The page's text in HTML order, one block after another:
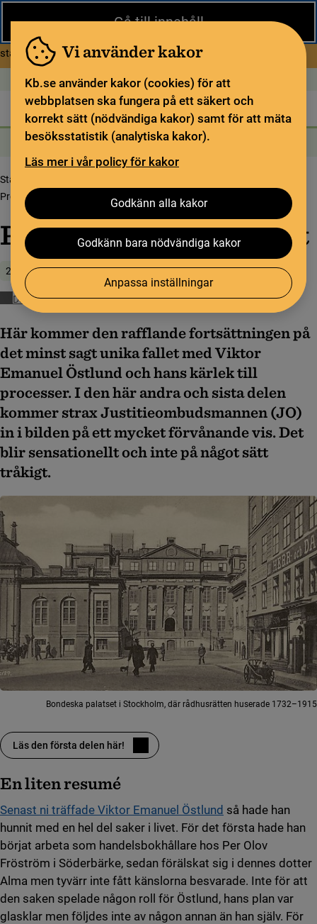
Gå till innehåll
Under sommaren har KB begränsad service och särskilda
öppettider. Vissa veckor är en del funktioner och samlingar
stängda.Läs mer om Begränsad service i sommar
Vi använder kakor
Kb.se använder kakor (cookies) för att
webbplatsen ska fungera på ett säkert och
korrekt sätt (nödvändiga kakor) samt för att mäta
besöksstatistik (analytiska kakor).
Läs mer i vår policy för kakor
Godkänn alla kakor
Godkänn bara nödvändiga kakor
Anpassa inställningar
Öppet idag: StängtIn English
Biblioteket För bibliotekssektorn Pliktleverans och ISBN
Sök Sök
Söktjänster
Startsida
Processkärleken – slutet
Processkärleken – slutet
25 september 2025
Dagstidningar
Här kommer den rafflande fortsättningen på
det minst sagt unika fallet med Viktor
Emanuel Östlund och hans kärlek till
processer. I den här andra och sista delen
kommer strax Justitieombudsmannen (JO)
in i bilden på ett mycket förvånande vis. Det
blir sensationellt och inte på något sätt
tråkigt.
Bondeska palatset i Stockholm, där rådhusrätten huserade 1732–1915
Läs den första delen här!
En liten resumé
Senast ni träffade Viktor Emanuel Östlund så hade han
hunnit med en hel del saker i livet. För det första hade han
börjat arbeta som handelsbokhållare hos Per Olov
Fröström i Söderbärke, sedan förälskat sig i dennes dotter
Alma men tyvärr inte fått känslorna besvarade. Inte för att
den saken spelade någon roll för Östlund, hans plan var
glasklar men följdes inte av någon annan än han själv. För